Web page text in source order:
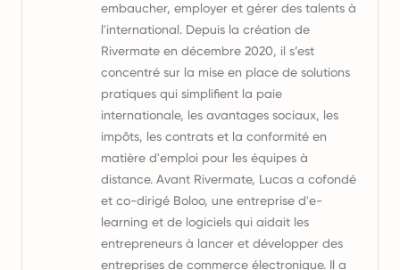
embaucher, employer et gérer des talents à
l'international. Depuis la création de
Rivermate en décembre 2020, il s’est
concentré sur la mise en place de solutions
pratiques qui simplifient la paie
internationale, les avantages sociaux, les
impôts, les contrats et la conformité en
matière d'emploi pour les équipes à
distance. Avant Rivermate, Lucas a cofondé
et co-dirigé Boloo, une entreprise d'e-
learning et de logiciels qui aidait les
entrepreneurs à lancer et développer des
entreprises de commerce électronique. Il a